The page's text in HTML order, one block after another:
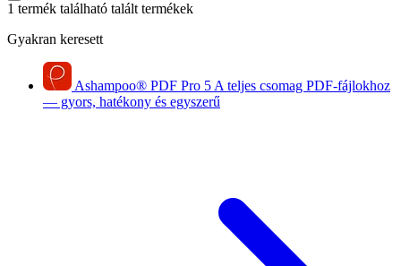
1 termék található talált termékek
Gyakran keresett
Ashampoo® PDF Pro 5 A teljes csomag PDF-fájlokhoz
— gyors, hatékony és egyszerű